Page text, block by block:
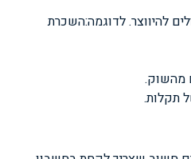
להיווצר. לדוגמה:השכרת
מהשוק.
תקלות.